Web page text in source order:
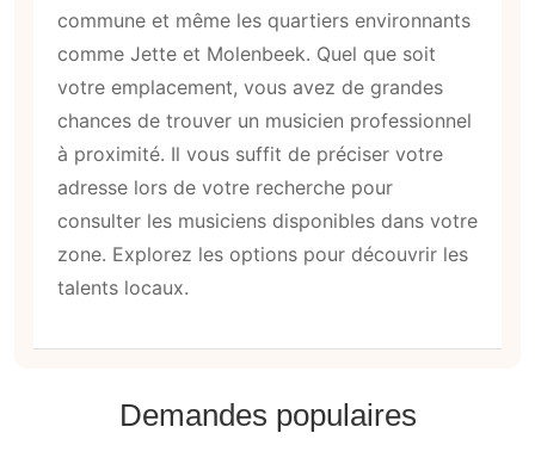
commune et même les quartiers environnants
comme Jette et Molenbeek. Quel que soit
votre emplacement, vous avez de grandes
chances de trouver un musicien professionnel
à proximité. Il vous suffit de préciser votre
adresse lors de votre recherche pour
consulter les musiciens disponibles dans votre
zone. Explorez les options pour découvrir les
talents locaux.
Demandes populaires